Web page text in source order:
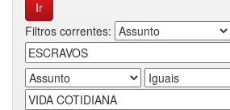
Filtros correntes: